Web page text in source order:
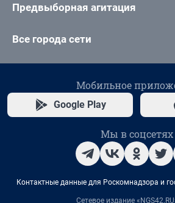
Предвыборная агитация
Все города сети
Мобильное
Google Play
Мы в соцсетях
Контактные данные для Роскомнадзора и
Сетевое издание